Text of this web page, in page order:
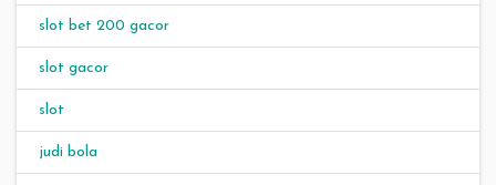
slot bet 200 gacor
slot gacor
slot
judi bola